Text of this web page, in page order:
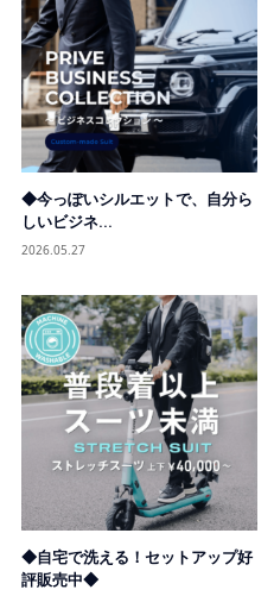
◆今っぽいシルエットで、自分ら
しいビジネ...
2026.05.27
◆自宅で洗える！セットアップ好
評販売中◆